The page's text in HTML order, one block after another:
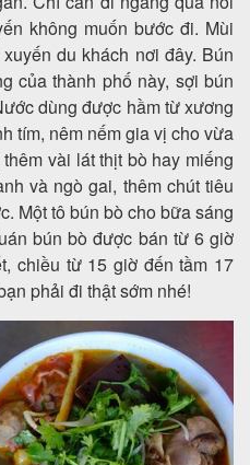
không muốn bước đi. Mùi
du khách nơi đây. Bún
của thành phố này, sợi bún
dùng được hầm từ xương
tím, nêm nếm gia vị cho vừa
vài lát thịt bò hay miếng
và ngò gai, thêm chút tiêu
Một tô bún bò cho bữa sáng
bún bò được bán từ 6 giờ
chiều từ 15 giờ đến tầm 17
phải đi thật sớm nhé!